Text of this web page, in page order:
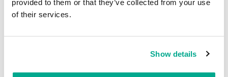
provided to them or that they’ve collected from your use
of their services.
Show details
para programação. Isso fica bastante claro, você
cliente sempre será capaz de auditar essas
políticas, independente do código. Se as políticas